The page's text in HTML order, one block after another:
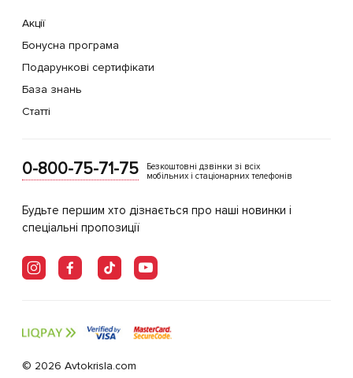
Акції
Бонусна програма
Подарункові сертифікати
База знань
Статті
0-800-75-71-75
Безкоштовні дзвінки зі всіх
мобільних і стаціонарних телефонів
Будьте першим хто дізнається про наші новинки і
спеціальні пропозиції
© 2026 Avtokrisla.com